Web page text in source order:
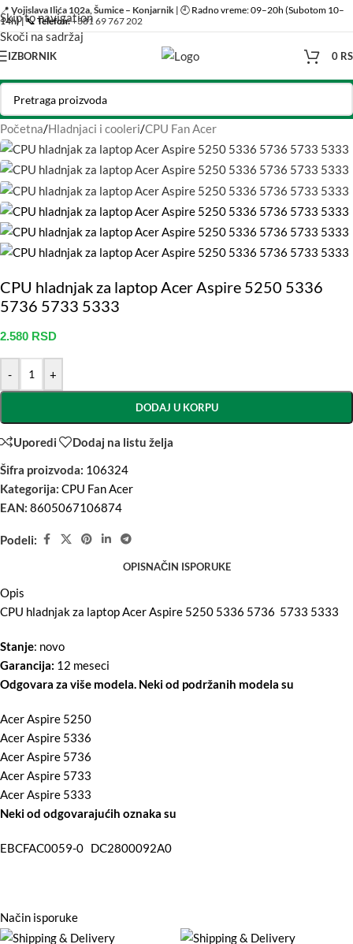
Skip to navigation
Skoči na sadržaj
📍 Vojislava Ilića 102a, Šumice – Konjarnik | 🕘 Radno vreme: 09–20h (Subotom 10–
14h) | 📞Telefon:+381 69 767 202
IZBORNIK 0
Početna/Hladnjaci i cooleri/CPU Fan Acer
CPU hladnjak za laptop Acer Aspire 5250 5336
5736 5733 5333
2.580 RSD
- +
DODAJ U KORPU
Uporedi
Dodaj na listu želja
Šifra proizvoda: 106324
Kategorija: CPU Fan Acer
EAN: 8605067106874
Podeli:
OPISNAČIN ISPORUKE
Opis
CPU hladnjak za laptop Acer Aspire 5250 5336 5736 5733 5333
Stanje: novo
Garancija: 12 meseci
Odgovara za više modela. Neki od podržanih modela su
Acer Aspire 5250
Acer Aspire 5336
Acer Aspire 5736
Acer Aspire 5733
Acer Aspire 5333
Neki od odgovarajućih oznaka su
EBCFAC0059-0 DC2800092A0
Način isporuke